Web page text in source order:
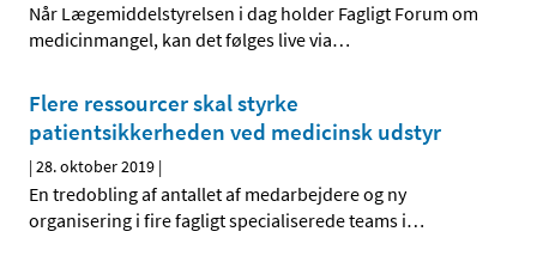
Når Lægemiddelstyrelsen i dag holder Fagligt Forum om
medicinmangel, kan det følges live via…
Flere ressourcer skal styrke
patientsikkerheden ved medicinsk udstyr
|28. oktober 2019 |
En tredobling af antallet af medarbejdere og ny
organisering i fire fagligt specialiserede teams i…